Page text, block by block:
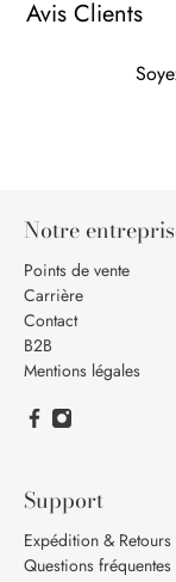
Avis Clients
Notre
Points de vente
Carrière
Contact
B2B
Mentions légales
Support
Expédition & Retours
Questions fréquentes